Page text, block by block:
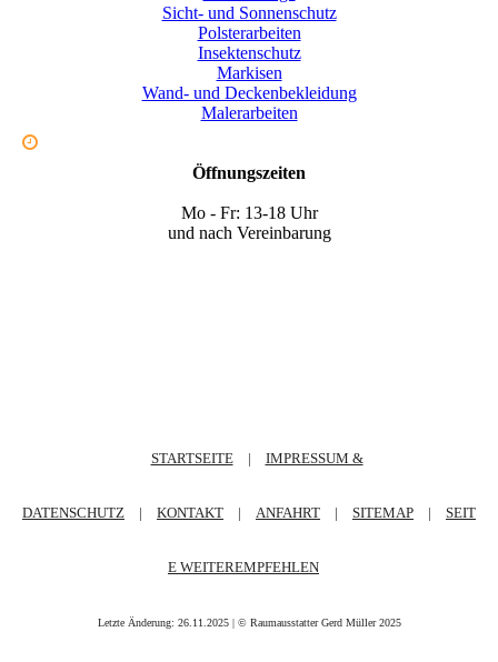
Sicht- und Sonnenschutz
Polsterarbeiten
Insektenschutz
Markisen
Wand- und Deckenbekleidung
Malerarbeiten
Öffnungszeiten
Mo - Fr: 13-18 Uhr
und nach Vereinbarung
STARTSEITE | IMPRESSUM &
DATENSCHUTZ | KONTAKT | ANFAHRT | SITEMAP | SEIT
E WEITEREMPFEHLEN
Letzte Änderung: 26.11.2025 | © Raumausstatter Gerd Müller2025